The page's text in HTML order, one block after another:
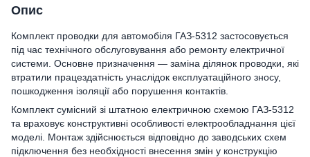
Опис
Комплект проводки для автомобіля ГАЗ-5312 застосовується
під час технічного обслуговування або ремонту електричної
системи. Основне призначення — заміна ділянок проводки, які
втратили працездатність унаслідок експлуатаційного зносу,
пошкодження ізоляції або порушення контактів.
Комплект сумісний зі штатною електричною схемою ГАЗ-5312
та враховує конструктивні особливості електрообладнання цієї
моделі. Монтаж здійснюється відповідно до заводських схем
підключення без необхідності внесення змін у конструкцію